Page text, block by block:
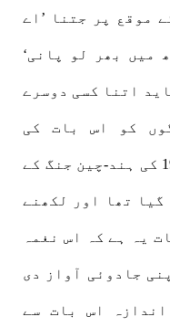
موقع پر جتنا ’اے
میں بھر لو پانی‘
اتنا کسی دوسرے
کو اس بات کی
جانکاری ہوگی کہ یہ نغمہ 1962 کی ہند-چین جنگ کے
گیا تھا اور لکھنے
یہ ہے کہ اس نغمہ
جادوئی آواز دی
اس بات سے